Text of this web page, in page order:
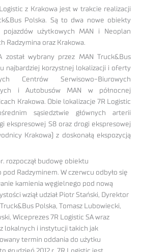
z Krakowa jest w trakcie realizacji
Polska. Są to dwa nowe obiekty
pojazdów użytkowych MAN i Neoplan
Radzymina oraz Krakowa.
został wybrany przez MAN Truck&Bus
najbardziej korzystnej lokalizacji i oferty
Centrów Serwisowo-Biurowych
i Autobusów MAN w północnej
Krakowa. Obie lokalizacje 7R Logistic
sąsiedztwie głównych arterii
ekspresowej S8 oraz drogi ekspresowej
Krakowa) z doskonałą ekspozycją
rozpoczął budowę obiektu
Radzyminem. W czerwcu odbyło się
kamienia węgielnego pod nową
wziął udział Piotr Stański, Dyrektor
Polska, Tomasz Lubowiecki,
Wiceprezes 7R Logistic SA wraz
lokalnych i instytucji takich jak
termin oddania do użytku